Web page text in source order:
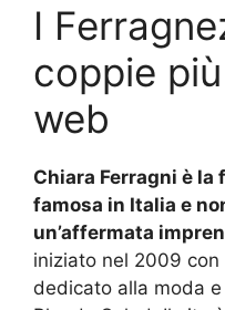
I
coppie
web
Chiara Ferragni è
famosa in Italia e
un’affermata
iniziato nel 2009 con
dedicato alla moda